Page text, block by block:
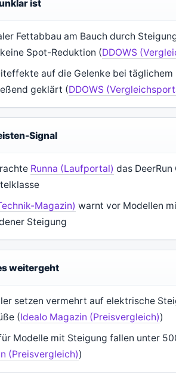
ist
Fettabbau am Bauch durch
Spot-Reduktion (DDOWS
auf die Gelenke bei
geklärt (DDOWS
Signal
Runna (Laufportal) das
Magazin) warnt vor Modellen
Steigung
weitergeht
setzen vermehrt auf elektrische
(Idealo Magazin (Preisvergleich))
Modelle mit Steigung fallen unter
(Preisvergleich))